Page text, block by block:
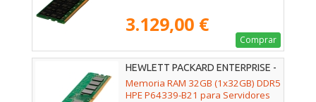
3.129,00 €
Comprar
HEWLETT PACKARD ENTERPRISE -
P64339-B21
Memoria RAM 32GB (1x32GB) DDR5
HPE P64339-B21 para Servidores